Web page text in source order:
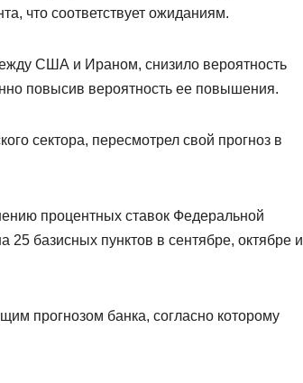
что соответствует ожиданиям.
США и Ираном, снизило вероятность
повысив вероятность ее повышения.
сектора, пересмотрел свой прогноз в
процентных ставок Федеральной
базисных пунктов в сентябре, октябре и
прогнозом банка, согласно которому